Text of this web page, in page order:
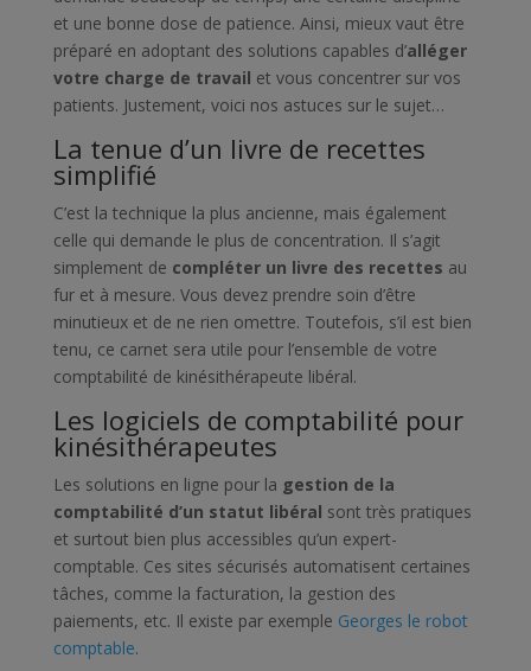
et une bonne dose de patience. Ainsi, mieux vaut être
préparé en adoptant des solutions capables d’alléger
votre charge de travail et vous concentrer sur vos
patients. Justement, voici nos astuces sur le sujet…
La tenue d’un livre de recettes
simplifié
C’est la technique la plus ancienne, mais également
celle qui demande le plus de concentration. Il s’agit
simplement de compléter un livre des recettes au
fur et à mesure. Vous devez prendre soin d’être
minutieux et de ne rien omettre. Toutefois, s’il est bien
tenu, ce carnet sera utile pour l’ensemble de votre
comptabilité de kinésithérapeute libéral.
Les logiciels de comptabilité pour
kinésithérapeutes
Les solutions en ligne pour la gestion de la
comptabilité d’un statut libéral sont très pratiques
et surtout bien plus accessibles qu’un expert-
comptable. Ces sites sécurisés automatisent certaines
tâches, comme la facturation, la gestion des
paiements, etc. Il existe par exemple Georges le robot
comptable.